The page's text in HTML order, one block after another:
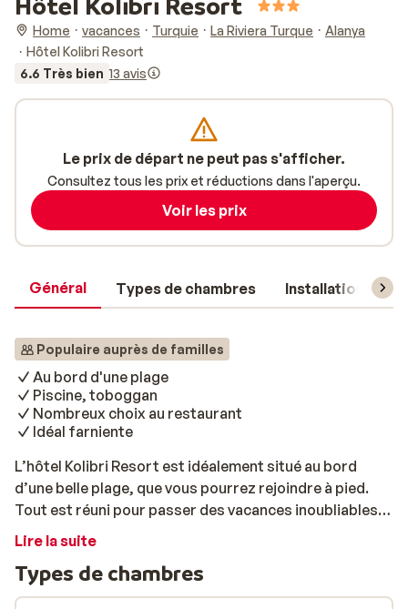
Home vacances Turquie La Riviera Turque
Alanya
Hôtel Kolibri Resort
6.6 Très bien 13 avis
Général Types de chambres Installations
Populaire auprès de familles
Au bord d'une plage
Piscine, toboggan
Nombreux choix au restaurant
Idéal farniente
L’hôtel Kolibri Resort est idéalement situé au bord
d’une belle plage, que vous pourrez rejoindre à pied.
Tout est réuni pour passer des vacances inoubliables
au soleil dans la belle région d’Antalya. Vous
bénéficierez de la formule all-inclusive, un vrai luxe
pour profiter pleinement de vos vacances. Pour vous
Lire la suite
Types de chambres
Le prix de départ ne peut pas s'afficher.
Consultez tous les prix et réductions dans l'aperçu.
Voir les prix